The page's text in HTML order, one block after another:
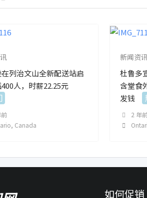
列治文山全新配送站启
人，时薪22.25元
, Canada
新闻资
杜鲁多
含堂食
发钱
2 年
如何促销